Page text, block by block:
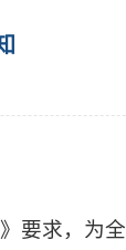
要求，为